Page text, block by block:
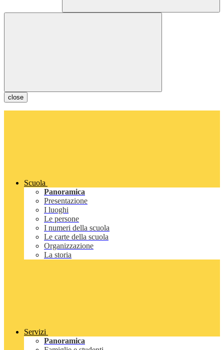
close
Scuola
Panoramica
Presentazione
I luoghi
Le persone
I numeri della scuola
Le carte della scuola
Organizzazione
La storia
Servizi
Panoramica